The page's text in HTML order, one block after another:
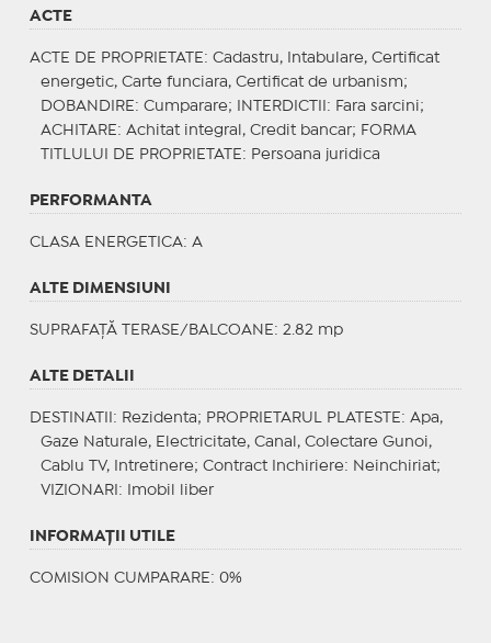
ACTE
ACTE DE PROPRIETATE : Cadastru, Intabulare, Certificat
energetic, Carte funciara, Certificat de urbanism;
DOBANDIRE : Cumparare; INTERDICTII : Fara sarcini;
ACHITARE : Achitat integral, Credit bancar; FORMA
TITLULUI DE PROPRIETATE : Persoana juridica
PERFORMANTA
CLASA ENERGETICA: A
ALTE DIMENSIUNI
SUPRAFAȚĂ TERASE/BALCOANE: 2.82 mp
ALTE DETALII
DESTINATII : Rezidenta; PROPRIETARUL PLATESTE : Apa,
Gaze Naturale, Electricitate, Canal, Colectare Gunoi,
Cablu TV, Intretinere; Contract Inchiriere: Neinchiriat;
VIZIONARI : Imobil liber
INFORMAŢII UTILE
COMISION CUMPARARE: 0%